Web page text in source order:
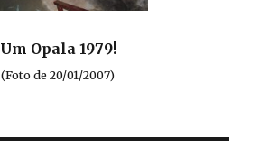
Um Opala 1979!
(Foto de 20/01/2007)